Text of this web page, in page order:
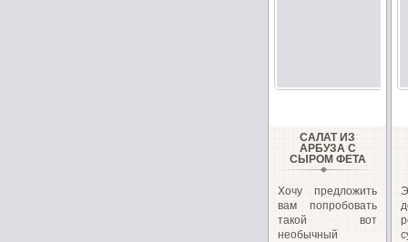
САЛАТ ИЗ
АРБУЗА С
СЫРОМ ФЕТА
Хочу предложить
вам попробовать
такой вот
необычный